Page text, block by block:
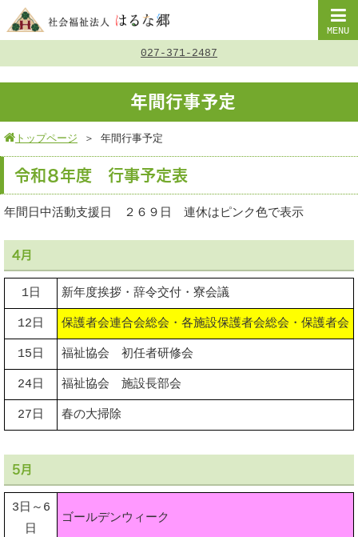
MENU
027-371-2487
年間行事予定
トップページ ＞ 年間行事予定
令和８年度 行事予定表
年間日中活動支援日 ２６９日 連休はピンク色で表示
4月
1日 新年度挨拶・辞令交付・寮会議
12日 保護者会連合会総会・各施設保護者会総会・保護者会
15日 福祉協会 初任者研修会
24日 福祉協会 施設長部会
27日 春の大掃除
5月
3日～6
日
ゴールデンウィーク